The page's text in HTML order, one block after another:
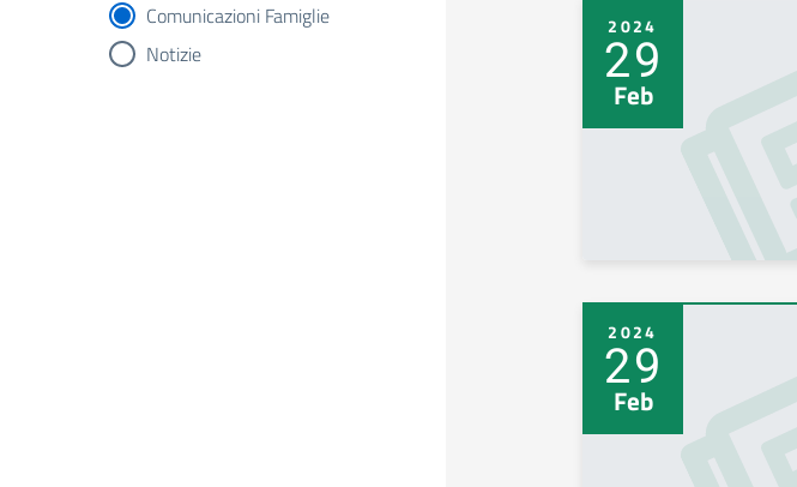
tipologia di articoli
Comunicazioni Famiglie
Notizie
2024
29
Feb
2024
29
Feb